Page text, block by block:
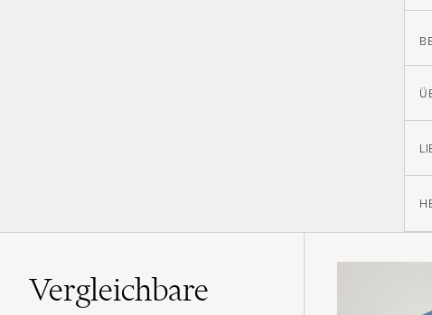
Vergleichbare